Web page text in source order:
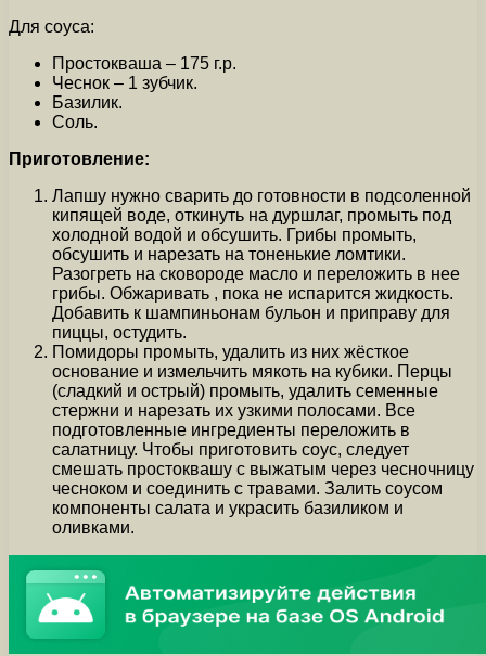
Для соуса:
Простокваша – 175 г.р.
Чеснок – 1 зубчик.
Базилик.
Соль.
Приготовление:
Лапшу нужно сварить до готовности в подсоленной
кипящей воде, откинуть на дуршлаг, промыть под
холодной водой и обсушить. Грибы промыть,
обсушить и нарезать на тоненькие ломтики.
Разогреть на сковороде масло и переложить в нее
грибы. Обжаривать , пока не испарится жидкость.
Добавить к шампиньонам бульон и приправу для
пиццы, остудить.
Помидоры промыть, удалить из них жёсткое
основание и измельчить мякоть на кубики. Перцы
(сладкий и острый) промыть, удалить семенные
стержни и нарезать их узкими полосами. Все
подготовленные ингредиенты переложить в
салатницу. Чтобы приготовить соус, следует
смешать простоквашу с выжатым через чесночницу
чесноком и соединить с травами. Залить соусом
компоненты салата и украсить базиликом и
оливками.